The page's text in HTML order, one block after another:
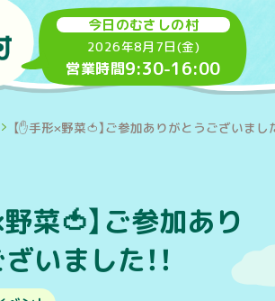
今日のむさしの村
2026年8月7日(金)
営業時間9:30-16:00
【✋手形×野菜🍅】ご参加ありがとうございました
野菜🍅】ご参加あり
いました！！